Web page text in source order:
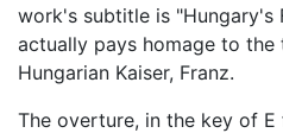
work's subtitle is "Hungary's
actually pays homage to
Hungarian Kaiser, Franz.
The overture, in the key of